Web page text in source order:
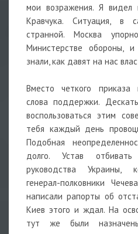
мои возражения. Я видел
Кравчука. Ситуация, в
странной. Москва
Министерстве обороны,
знали, как давят на нас
Вместо четкого приказа
слова поддержки.
воспользоваться этим
тебя каждый день
Подобная
долго. Устав отбивать
руководства Украины,
генерал-полковники
написали рапорты об
Киев этого и ждал. На
тут же были